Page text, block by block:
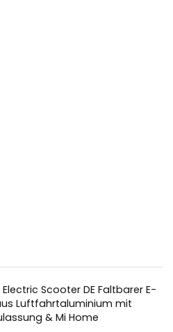
Scooter DE Faltbarer E-
Luftfahrtaluminium mit
& Mi Home